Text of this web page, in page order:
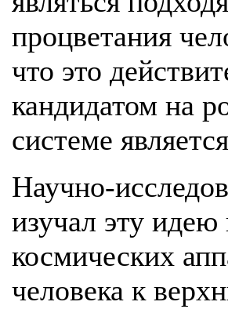
процветания
что это
кандидатом на
системе
Научно-
изучал эту
космических
человека к